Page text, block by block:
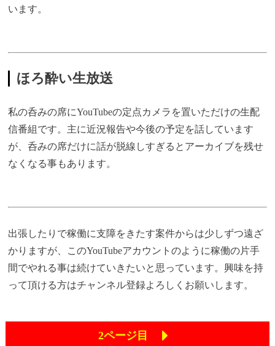
います。
ほろ酔い生放送
私の呑みの席にYouTubeの定点カメラを置いただけの生配
信番組です。主に近況報告や今後の予定を話しています
が、呑みの席だけに話が脱線しすぎるとアーカイブを残せ
なくなる事もあります。
出張したりで稼働に支障をきたす案件からは少しずつ遠ざ
かりますが、このYouTubeアカウントのように稼働の片手
間でやれる事は続けていきたいと思っています。興味を持
って頂ける方はチャンネル登録よろしくお願いします。
2ページ目